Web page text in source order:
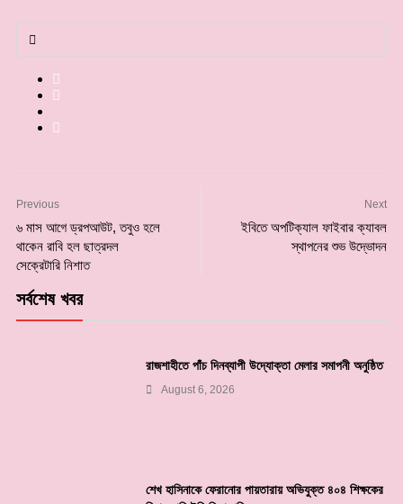
Previous
৬ মাস আগে ড্রপআউট, তবুও হলে
থাকেন রাবি হল ছাত্রদল
সেক্রেটারি নিশাত
Next
ইবিতে অপটিক্যাল ফাইবার ক্যাবল
স্থাপনের শুভ উদ্ভোদন
সর্বশেষ খবর
রাজশাহীতে পাঁচ দিনব্যাপী উদ্যোক্তা মেলার সমাপনী অনুষ্ঠিত
August 6, 2026
শেখ হাসিনাকে ফেরানোর পায়তারায় অভিযুক্ত ৪০৪ শিক্ষকের